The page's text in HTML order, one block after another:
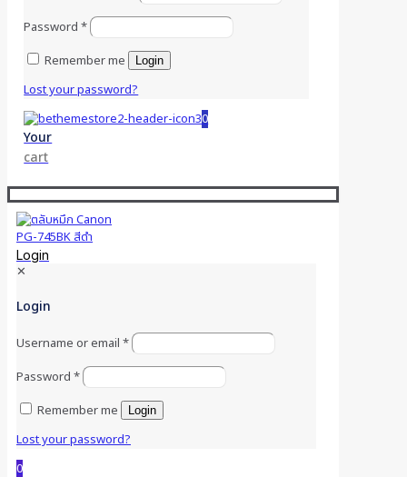
Password*
Remember me
Login
Lost your password?
0
Your
cart
Login
✕
Login
Username or email *
Password *
Remember me
Login
Lost your password?
0